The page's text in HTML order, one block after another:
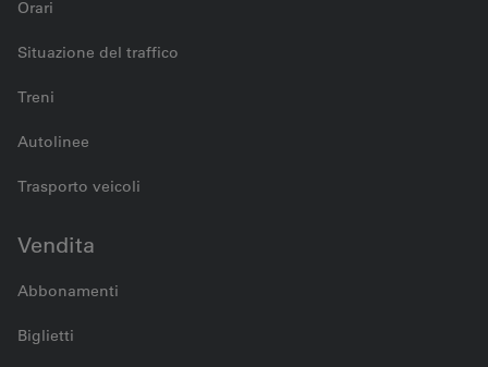
Orari
Situazione del traffico
Treni
Autolinee
Trasporto veicoli
Vendita
Abbonamenti
Biglietti